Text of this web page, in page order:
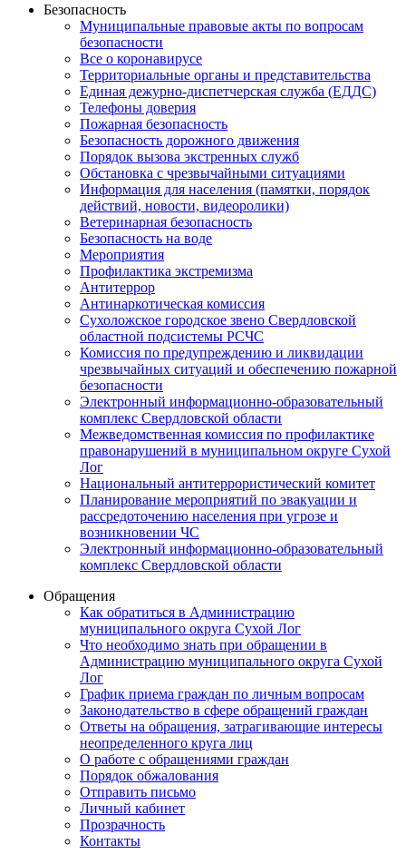
Безопасность
Муниципальные правовые акты по вопросам
безопасности
Все о коронавирусе
Территориальные органы и представительства
Единая дежурно-диспетчерская служба (ЕДДС)
Телефоны доверия
Пожарная безопасность
Безопасность дорожного движения
Порядок вызова экстренных служб
Обстановка с чрезвычайными ситуациями
Информация для населения (памятки, порядок
действий, новости, видеоролики)
Ветеринарная безопасность
Безопасность на воде
Мероприятия
Профилактика экстремизма
Антитеррор
Антинаркотическая комиссия
Сухоложское городское звено Свердловской
областной подсистемы РСЧС
Комиссия по предупреждению и ликвидации
чрезвычайных ситуаций и обеспечению пожарной
безопасности
Электронный информационно-образовательный
комплекс Cвердловской области
Межведомственная комиссия по профилактике
правонарушений в муниципальном округе Сухой
Лог
Национальный антитеррористический комитет
Планирование мероприятий по эвакуации и
рассредоточению населения при угрозе и
возникновении ЧС
Электронный информационно-образовательный
комплекс Свердловской области
Обращения
Как обратиться в Администрацию
муниципального округа Сухой Лог
Что необходимо знать при обращении в
Администрацию муниципального округа Сухой
Лог
График приема граждан по личным вопросам
Законодательство в сфере обращений граждан
Ответы на обращения, затрагивающие интересы
неопределенного круга лиц
О работе с обращениями граждан
Порядок обжалования
Отправить письмо
Личный кабинет
Прозрачность
Контакты